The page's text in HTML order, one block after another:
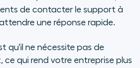
de contacter le support à
une réponse rapide.
qu'il ne nécessite pas de
ce qui rend votre entreprise plus